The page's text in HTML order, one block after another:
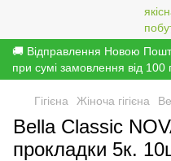
🚚 Відправлення Новою
при сумі замовлення від 100
Гігієна Жіноча гігієна
Bella Classic
прокладки 5к.